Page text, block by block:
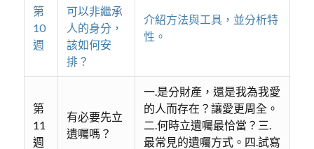
第
10
週
可以非繼承
人的身分，
該如何安
排？
介紹方法與工具，並分析特
性。
第
11
週
有必要先立
遺囑嗎？
一.是分財產，還是我為我愛
的人而存在？讓愛更周全。
二.何時立遺囑最恰當？三.
最常見的遺囑方式。四.試寫